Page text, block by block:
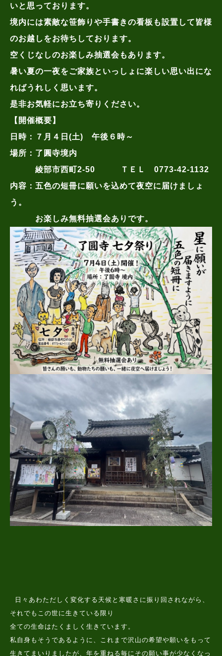
いと思っております。
境内には素敵な笹飾りや手書きの看板も設置して皆様
のお越しをお待ちしております。
空くじなしのお楽しみ抽選会もあります。
暑い夏の一夜をご家族といっしょに楽しい思い出にな
ればうれしく思います。
是非お気軽にお立ち寄りください。
【開催概要】
日時：７月４日(土) 午後６時～
場所：了圓寺境内
綾部市西町2-50 ＴＥＬ 0773-42-1132
内容：五色の短冊に願いを込めて夜空に届けましょ
う。
お楽しみ無料抽選会ありです。
日々あわただしく変化する天候と寒暖さに振り回されながら、
それでもこの世に生きている限り
全ての生命はたくましく生きています。
私自身もそうであるように、これまで沢山の希望や願いをもって
生きてまいりましたが、年を重ねる毎にその願い事が少なくなっ